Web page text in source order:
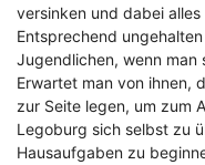
versinken und dabei
Entsprechend
Jugendlichen, wenn man
Erwartet man von ihnen,
zur Seite legen, um zum
Legoburg sich selbst zu
Hausaufgaben zu